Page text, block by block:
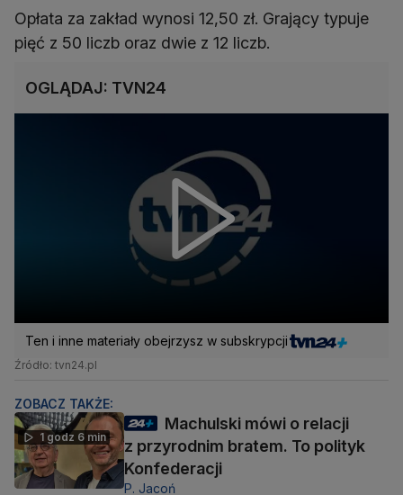
Opłata za zakład wynosi 12,50 zł. Grający typuje
pięć z 50 liczb oraz dwie z 12 liczb.
OGLĄDAJ: TVN24
Ten i inne materiały obejrzysz w subskrypcji
Źródło: tvn24.pl
ZOBACZ TAKŻE:
1 godz 6 min
Machulski mówi o relacji
z przyrodnim bratem. To polityk
Konfederacji
P. Jacoń